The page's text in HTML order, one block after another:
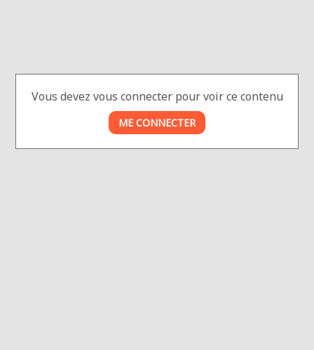
Vous devez vous connecter pour voir ce contenu
ME CONNECTER